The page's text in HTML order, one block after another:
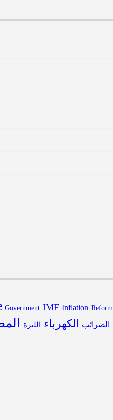
Government IMF Inflation Reform
الضرائب الكهرباء الليرة